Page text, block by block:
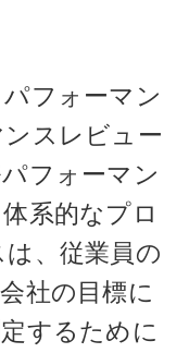
フォーマン
スレビュー
フォーマン
系的なプロ
、従業員の
社の目標に
するために